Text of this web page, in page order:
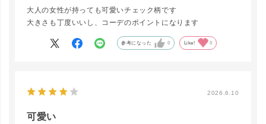
AB-1305/
MN
▲ 残りわずか
カートに入れる
大人の女性が持っても可愛いチェック柄です
大きさも丁度いいし、コーデのポイントになります
参考になった 0 Like! 0
2026.6.10
可愛い